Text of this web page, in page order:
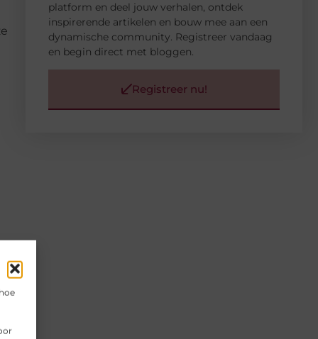
platform en deel jouw verhalen, ontdek
inspirerende artikelen en bouw mee aan een
dynamische community. Registreer vandaag
en begin direct met bloggen.
Registreer nu!